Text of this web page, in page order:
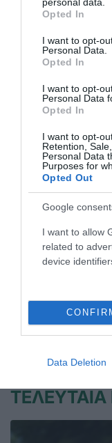
grant or deny
use your data for
consent section.
Opted In
I want to opt-
Personal Data.
Opted In
I want to opt-
Personal Data
Opted In
I want to opt-
Retention,
Personal Data
Purposes for
Opted Out
Google
I want to allow
related to
device
Data Deletion
03.05.2025 ΤΕΝΙΣ
Σταθερή
τένις με
Για μια ακόμα
Ηρακλείου.
02.05.2025 ΤΕΝΙΣ